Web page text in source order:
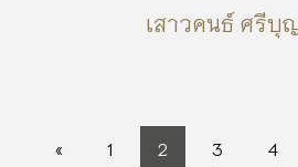
เสาวคนธ์ ศรีบุ
« 1 2 3 4